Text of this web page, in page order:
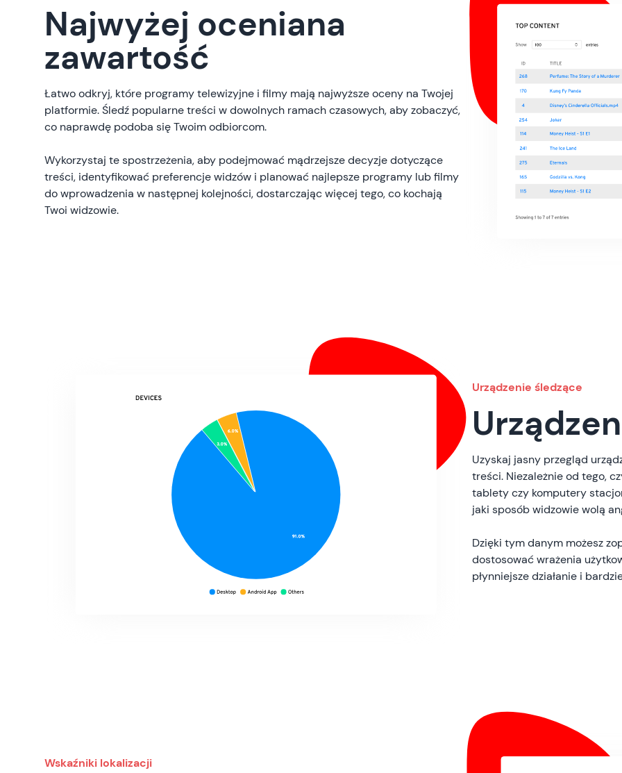
Najwyżej oceniana
zawartość
Łatwo odkryj, które programy telewizyjne i filmy mają najwyższe oceny na Twojej
platformie. Śledź popularne treści w dowolnych ramach czasowych, aby zobaczyć,
co naprawdę podoba się Twoim odbiorcom.
Wykorzystaj te spostrzeżenia, aby podejmować mądrzejsze decyzje dotyczące
treści, identyfikować preferencje widzów i planować najlepsze programy lub filmy
do wprowadzenia w następnej kolejności, dostarczając więcej tego, co kochają
Twoi widzowie.
Urządzenie śledzące
Uzyskaj jasny przegląd
treści. Niezależnie od tego,
tablety czy komputery
jaki sposób widzowie wolą
Dzięki tym danym możesz
dostosować wrażenia
płynniejsze działanie i
Wskaźniki lokalizacji